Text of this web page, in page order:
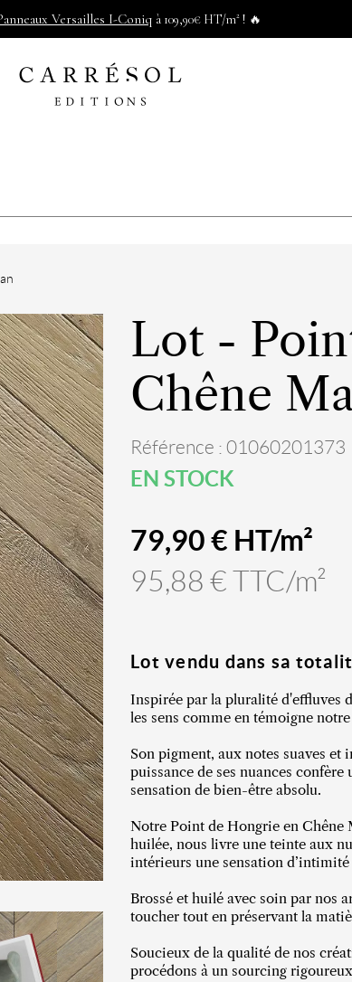
Versailles I-Coniq à 109,90€ HT/m² ! 🔥
Lot -
Chêne
Référence : 01060201373
EN STOCK
79,90 € HT/m²
95,88 € TTC/m²
Lot vendu dans sa
Inspirée par la pluralité d'effluves
les sens comme en témoigne
Son pigment, aux notes suaves et
puissance de ses nuances
sensation de bien-être absolu.
Notre Point de Hongrie en Chêne
huilée, nous livre une teinte aux
intérieurs une sensation d’intimité
Brossé et huilé avec soin par nos
toucher tout en préservant la
Soucieux de la qualité de nos
procédons à un sourcing